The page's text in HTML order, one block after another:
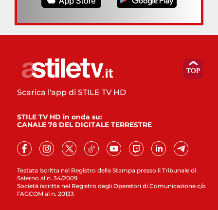
Testata iscritta nel Registro della Stampa presso il Tribunale di
Salerno al n. 34/2009
Società iscritta nel Registro degli Operatori di Comunicazione c/o
l’AGCOM al n. 20133
Scarica l'app di STILE TV HD
STILE TV HD in onda su:
CANALE 78 DEL DIGITALE TERRESTRE